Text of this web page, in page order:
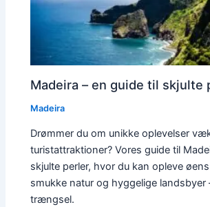
Madeira – en guide til skjulte
Madeira
Drømmer du om unikke oplevelser
turistattraktioner? Vores guide til
skjulte perler, hvor du kan opleve
smukke natur og hyggelige landsbyer
trængsel.